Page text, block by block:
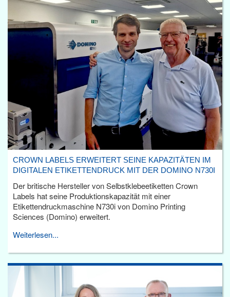
CROWN LABELS ERWEITERT SEINE KAPAZITÄTEN IM
DIGITALEN ETIKETTENDRUCK MIT DER DOMINO N730I
Der britische Hersteller von Selbstklebeetiketten Crown
Labels hat seine Produktionskapazität mit einer
Etikettendruckmaschine N730i von Domino Printing
Sciences (Domino) erweitert.
Weiterlesen...